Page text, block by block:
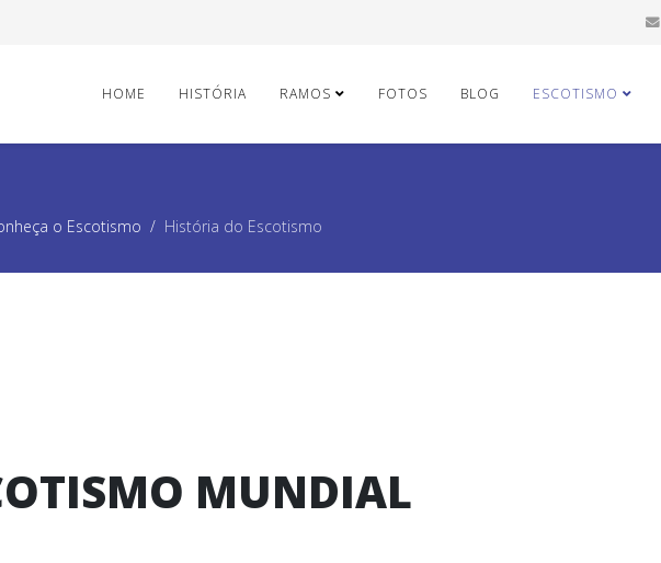
HOME HISTÓRIA RAMOS FOTOS BLOG ESCOTISMO
o Escotismo História do Escotismo
MUNDIAL